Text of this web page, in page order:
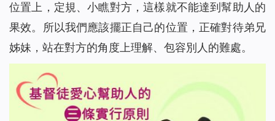
位置上，定規、小瞧對方，這樣就不能達到幫助人的
果效。所以我們應該擺正自己的位置，正確對待弟兄
姊妹，站在對方的角度上理解、包容別人的難處。